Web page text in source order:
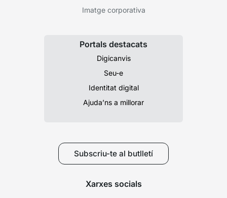
Imatge corporativa
Portals destacats
Digicanvis
Seu-e
Identitat digital
Ajuda’ns a millorar
Subscriu-te al butlletí
Xarxes socials